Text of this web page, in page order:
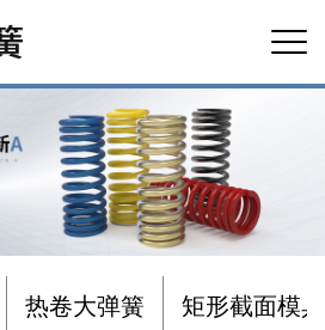
热卷大弹簧 矩形截面模